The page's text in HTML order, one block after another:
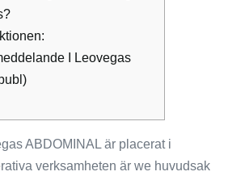
I Leovegas
ABDOMINAL är placerat i
verksamheten är we huvudsak